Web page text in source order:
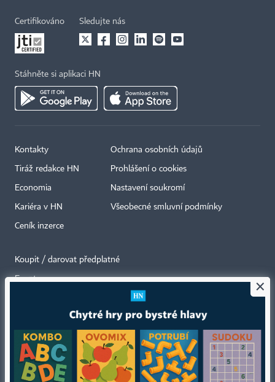
Certifikováno Sledujte nás
Stáhněte si aplikaci HN
Kontakty
Tiráž redakce HN
Economia
Kariéra v HN
Ceník inzerce
Ochrana osobních údajů
Prohlášení o cookies
Nastavení soukromí
Všeobecné smluvní podmínky
Koupit / darovat předplatné
Eventy
Autorská práva vykonává vydavatel. Bez písemného svolení vydavatele je
zakázáno jakékoli užití částí nebo celku díla, zejména rozmnožování a šíření
×